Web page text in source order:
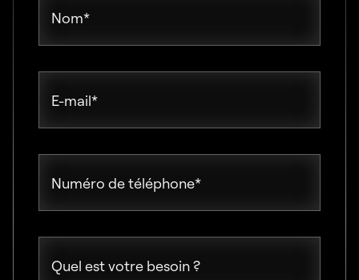
Nom*
E-mail*
Numéro de téléphone*
Quel est votre besoin ?